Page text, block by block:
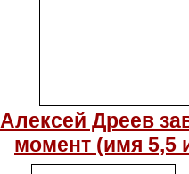
Алексей Дреев
момент (имя 5,5